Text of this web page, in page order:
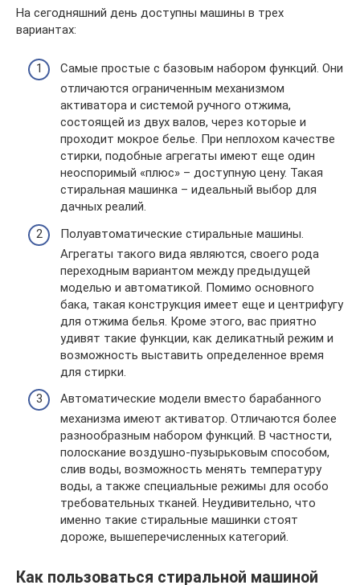
На сегодняшний день доступны машины в трех
вариантах:
Самые простые с базовым набором функций. Они
отличаются ограниченным механизмом
активатора и системой ручного отжима,
состоящей из двух валов, через которые и
проходит мокрое белье. При неплохом качестве
стирки, подобные агрегаты имеют еще один
неоспоримый «плюс» – доступную цену. Такая
стиральная машинка – идеальный выбор для
дачных реалий.
Полуавтоматические стиральные машины.
Агрегаты такого вида являются, своего рода
переходным вариантом между предыдущей
моделью и автоматикой. Помимо основного
бака, такая конструкция имеет еще и центрифугу
для отжима белья. Кроме этого, вас приятно
удивят такие функции, как деликатный режим и
возможность выставить определенное время
для стирки.
Автоматические модели вместо барабанного
механизма имеют активатор. Отличаются более
разнообразным набором функций. В частности,
полоскание воздушно-пузырьковым способом,
слив воды, возможность менять температуру
воды, а также специальные режимы для особо
требовательных тканей. Неудивительно, что
именно такие стиральные машинки стоят
дороже, вышеперечисленных категорий.
Как пользоваться стиральной машиной